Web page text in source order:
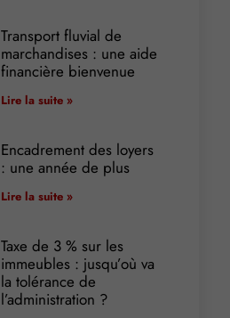
Transport fluvial de
marchandises : une aide
financière bienvenue
Lire la suite »
Encadrement des loyers
: une année de plus
Lire la suite »
Taxe de 3 % sur les
immeubles : jusqu’où va
la tolérance de
l’administration ?